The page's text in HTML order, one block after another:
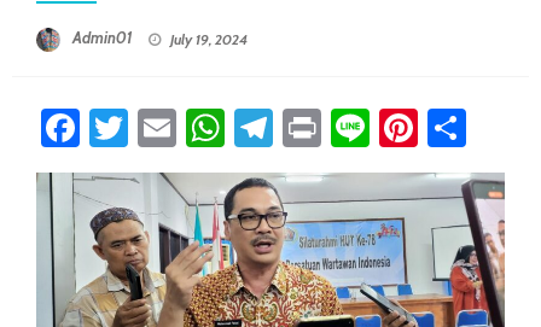
Admin01 July 19, 2024
Facebook
Twitter
EmailWhatsApp
Telegram
PrintLine